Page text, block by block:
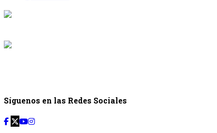
Síguenos en las Redes Sociales